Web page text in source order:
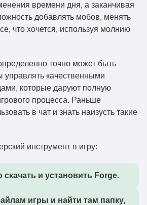
времени дня, а заканчивая
добавлять мобов, менять
что хочется, используя молнию
точно может быть
управлять качественными
которые даруют полную
процесса. Раньше
в чат и знать наизусть такие
инструмент в игру:
и установить Forge.
игры и найти там папку,